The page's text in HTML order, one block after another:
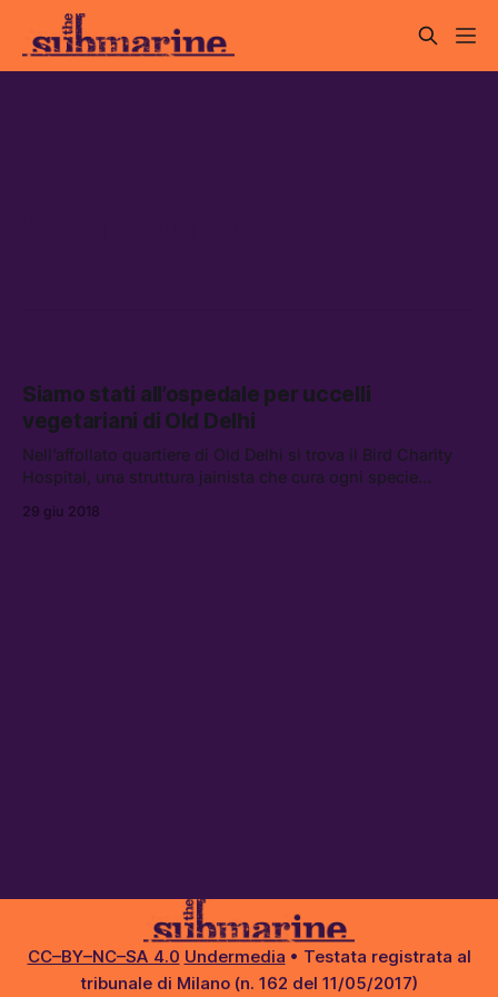
Siamo stati all’ospedale per uccelli
vegetariani di Old Delhi
Nell’affollato quartiere di Old Delhi si trova il Bird Charity
Hospital, una struttura jainista che cura ogni specie
base di una ferrea dieta vegetariana.
29 giu 2018
CC–BY–NC–SA 4.0 Undermedia • Testata registrata al
tribunale di Milano (n. 162 del 11/05/2017)